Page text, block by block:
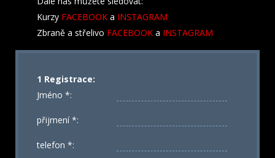
Kurzy FACEBOOK a INSTAGRAM
Zbraně a střelivo FACEBOOK a INSTAGRAM
1 Registrace:
Jméno *:
přijmení *:
telefon *: